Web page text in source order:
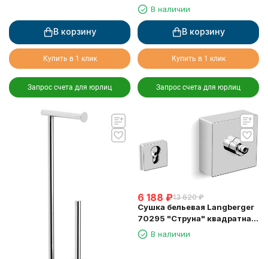
В корзину
Купить в 1 клик
Запрос счета для юрлиц
В наличии
В корзину
Купить в 1 клик
Запрос счета для юрлиц
6 188 ₽13 620 ₽
Сушка бельевая Langberger
70295 "Струна" квадратная
длина 2,5м.
В наличии